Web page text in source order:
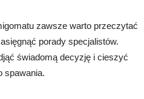
zawsze warto przeczytać
porady specjalistów.
świadomą decyzję i cieszyć
spawania.